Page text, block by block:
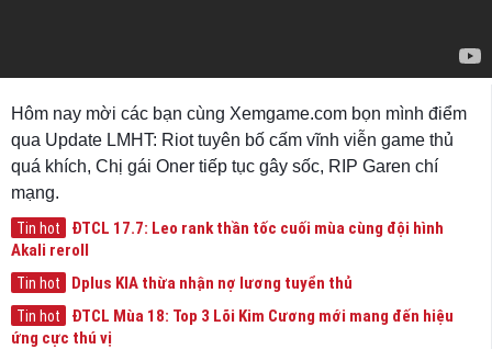
Hôm nay mời các bạn cùng Xemgame.com bọn mình điểm
qua Update LMHT: Riot tuyên bố cấm vĩnh viễn game thủ
quá khích, Chị gái Oner tiếp tục gây sốc, RIP Garen chí
mạng.
Tin hot
ĐTCL 17.7: Leo rank thần tốc cuối mùa cùng đội hình
Akali reroll
Tin hot Dplus KIA thừa nhận nợ lương tuyển thủ
Tin hot
ĐTCL Mùa 18: Top 3 Lõi Kim Cương mới mang đến hiệu
ứng cực thú vị